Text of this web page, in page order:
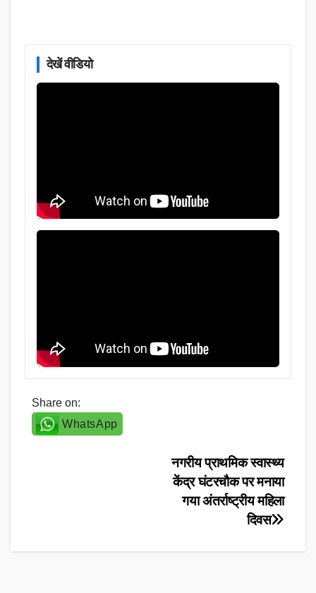
देखें वीडियो
Share on:
WhatsApp
नगरीय प्राथमिक स्वास्थ्य
केंद्र घंटरचौक पर मनाया
गया अंतर्राष्ट्रीय महिला
दिवस